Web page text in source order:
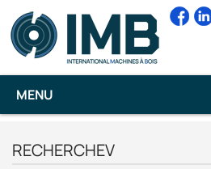
MENU
RECHERCHEV